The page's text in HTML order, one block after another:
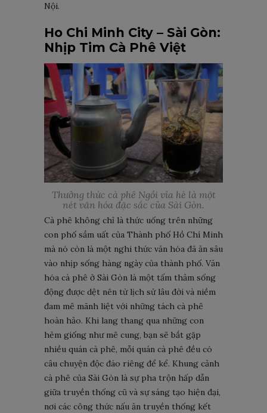
Nội.
Ho Chi Minh City – Sài Gòn:
Nhịp Tim Cà Phê Việt
Thưởng thức cà phê Ngồi vỉa hè là một
nét văn hóa đặc sắc của Sài Gòn.
Cà phê không chỉ là thức uống trên những
con phố sầm uất của Thành phố Hồ Chí Minh
mà nó còn là một nghi thức văn hóa đã ăn sâu
vào nhịp sống hàng ngày của thành phố. Văn
hóa cà phê ở Sài Gòn là một tấm thảm sống
động được dệt nên từ lịch sử lâu đời và niềm
đam mê mãnh liệt với những tách cà phê
hoàn hảo. Khi lang thang qua những con
hẻm giống như mê cung, bạn sẽ bắt gặp
nhiều quán cà phê, mỗi quán cà phê đều có
câu chuyện độc đáo riêng để kể. Khung cảnh
cà phê của Sài Gòn là sự pha trộn hấp dẫn
giữa truyền thống cũ và sự sáng tạo hiện đại,
nơi các công thức nấu ăn truyền thống kết